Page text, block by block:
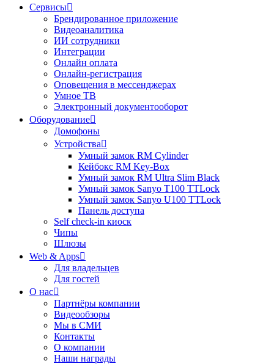
Сервисы
Брендированное приложение
Видеоаналитика
ИИ сотрудники
Интеграции​​​​​​​
Онлайн оплата
Онлайн-регистрация
Оповещения в мессенджерах
Умное ТВ
Электронный документооборот
Оборудование
Домофоны
Устройства
Умный замок RM Cylinder
Кейбокс RM Key-Box
Умный замок RM Ultra Slim Black
Умный замок Sanyo T100 TTLock
Умный замок Sanyo U100 TTLock
Панель доступа
Self check-in киоск
Чипы
Шлюзы
Web & Apps
Для владельцев
Для гостей
О нас
Партнёры компании
Видеообзоры
Мы в СМИ
Контакты
О компании
Наши награды